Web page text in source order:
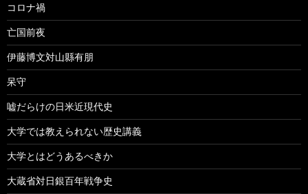
コロナ禍
亡国前夜
伊藤博文対山縣有朋
呆守
嘘だらけの日米近現代史
大学では教えられない歴史講義
大学とはどうあるべきか
大蔵省対日銀百年戦争史